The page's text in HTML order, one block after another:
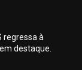
regressa à
destaque.